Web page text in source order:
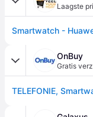
Laagste
OnBuy
Gratis